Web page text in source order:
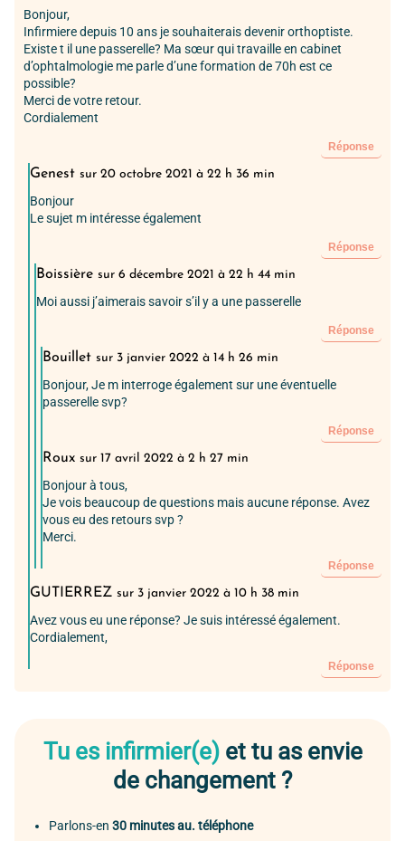
Bonjour,
Infirmiere depuis 10 ans je souhaiterais devenir orthoptiste.
Existe t il une passerelle? Ma sœur qui travaille en cabinet
d’ophtalmologie me parle d’une formation de 70h est ce
possible?
Merci de votre retour.
Cordialement
Réponse
Genest sur 20 octobre 2021 à 22 h 36 min
Bonjour
Le sujet m intéresse également
Réponse
Boissière sur 6 décembre 2021 à 22 h 44 min
Moi aussi j’aimerais savoir s’il y a une passerelle
Réponse
Bouillet sur 3 janvier 2022 à 14 h 26 min
Bonjour, Je m interroge également sur une éventuelle
passerelle svp?
Réponse
Roux sur 17 avril 2022 à 2 h 27 min
Bonjour à tous,
Je vois beaucoup de questions mais aucune réponse. Avez
vous eu des retours svp ?
Merci.
Réponse
GUTIERREZ sur 3 janvier 2022 à 10 h 38 min
Avez vous eu une réponse? Je suis intéressé également.
Cordialement,
Réponse
Tu es infirmier(e)et tu as envie
de changement ?
Parlons-en 30 minutes au. téléphone